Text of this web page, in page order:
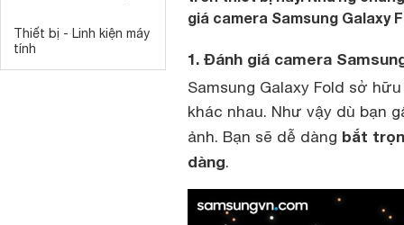
Thiết bị - Linh kiện máy
tính
giá camera Samsung Galaxy
1. Đánh giá camera
Samsung Galaxy Fold sở
khác nhau. Như vậy dù bạn
ảnh. Bạn sẽ dễ dàng bắt
dàng.